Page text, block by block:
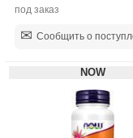
под заказ
Сообщить о
NOW